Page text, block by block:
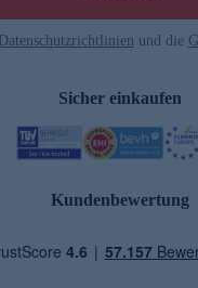
Datenschutzrichtlinien und die
Sicher einkaufen
Kundenbewertung